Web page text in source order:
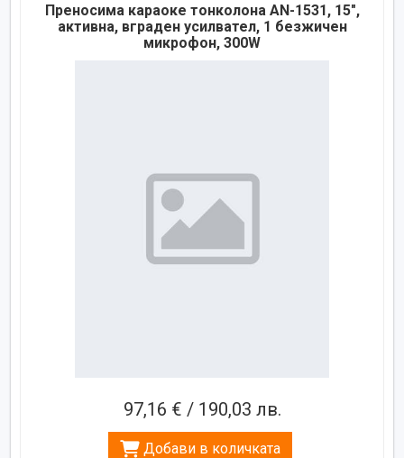
Преносима караоке тонколона AN-1531, 15",
активна, вграден усилвател, 1 безжичен
микрофон, 300W
97,16 € / 190,03 лв.
Добави в количката